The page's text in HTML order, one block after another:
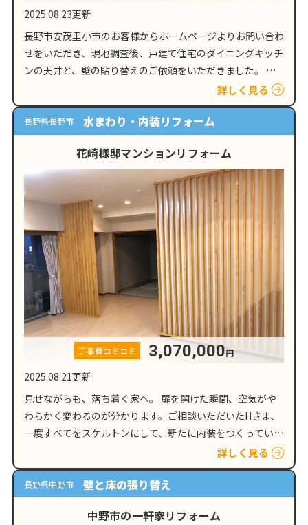
2025.08.23更新
長野市安茂里小市のお客様からホームページよりお問い合わ
せをいただき、現地調査後、戸建て住宅のダイニングキッチ
ンの天井と、壁の貼り替えのご依頼をいただきました。 壁
紙劣化の原因となる、人的要因と外的要因 新築時にはキレ
イだった壁紙も、人的要因…
詳しく見る
長野県長野市
水まわり・内装リフォーム
花崎様邸マンションリフォーム
工事費コミコミ 3,070,000円
2025.08.21更新
見せながらも、落ち着く家へ。 扉を開けた瞬間、空気がや
わらかく変わるのが分かります。ご相談いただいたHさま、
一度すべてをスケルトンにして、新たに内装をつくっていき
ます。床も、壁も、間取りも、いったん手放し、これからの
暮らし方を見据えてリフォ…
詳しく見る
長野県中野市
壁と床の張り替え
中野市の一軒家リフォーム